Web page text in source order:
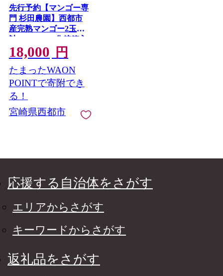
先行予約【マンゴー専
門 杉田農園】西都市
産完熟マンゴー2玉
計900g～1kg 化粧箱入
生産者直送 2026年発
送＜38-2a＞
18,000 円
たまったWAON
POINTで寄附でき
る！
宮崎県西都市
応援する自治体をさがす
エリアからさがす
キーワードからさがす
返礼品をさがす